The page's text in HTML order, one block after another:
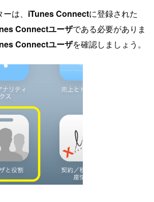
は、 iTunes Connectに登録された
Connectユーザである必要がありま
Connectユーザを確認しましょう。